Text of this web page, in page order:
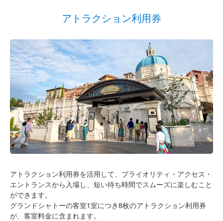
アトラクション利用券
アトラクション利用券を活用して、プライオリティ・アクセス・
エントランスから入場し、短い待ち時間でスムーズに楽しむこと
ができます。
グランドシャトーの客室1室につき8枚のアトラクション利用券
が、客室料金に含まれます。